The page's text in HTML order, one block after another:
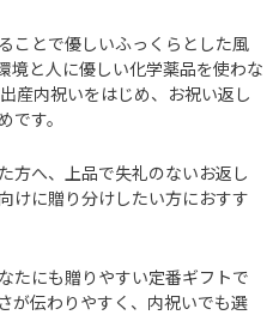
ことで優しいふっくらとした風
境と人に優しい化学薬品を使わな
産内祝いをはじめ、お祝い返し
す。
方へ、上品で失礼のないお返し
けに贈り分けしたい方におすす
たにも贈りやすい定番ギフトで
が伝わりやすく、内祝いでも選